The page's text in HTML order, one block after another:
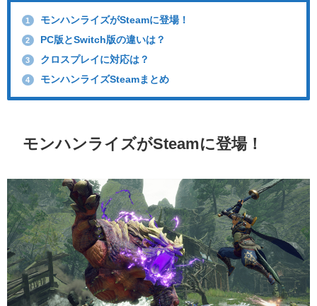
1 モンハンライズがSteamに登場！
2 PC版とSwitch版の違いは？
3 クロスプレイに対応は？
4 モンハンライズSteamまとめ
モンハンライズがSteamに登場！